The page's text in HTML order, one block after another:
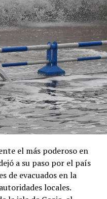
el más poderoso en
a su paso por el país
de evacuados en la
locales.